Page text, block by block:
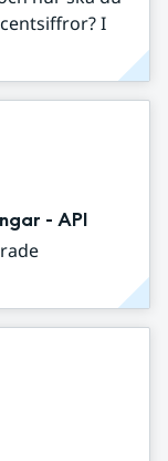
I
- API